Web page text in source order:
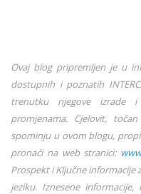
Ovaj blog pripremljen je u
dostupnih i poznatih
trenutku njegove
promjenama. Cjelovit,
spominju u ovom blogu,
pronaći na web stranici:
Prospekt i Ključne informacije
jeziku. Iznesene informacije,